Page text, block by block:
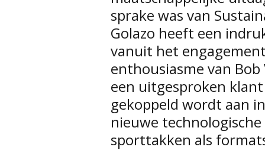
sprake was van
Golazo heeft een
vanuit het
enthousiasme van
een uitgesproken
gekoppeld wordt aan
nieuwe
sporttakken als